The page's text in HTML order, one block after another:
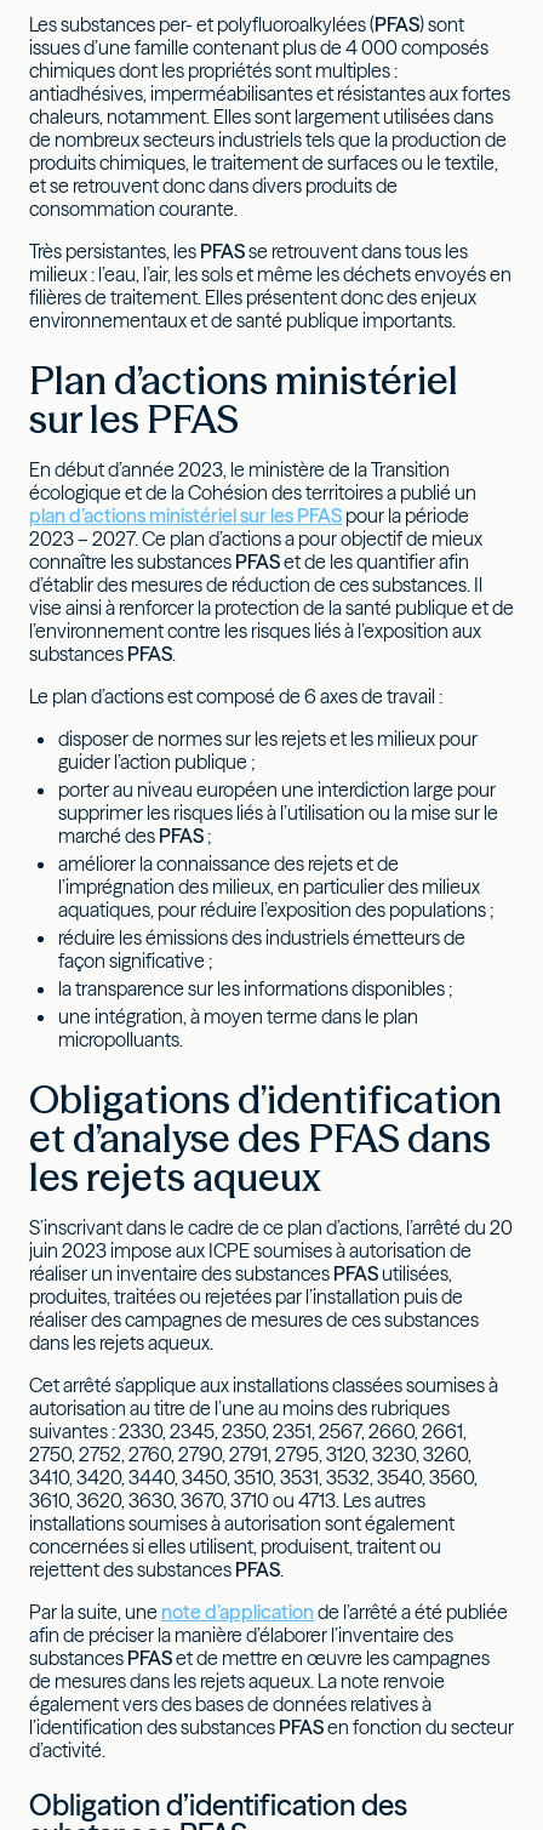
Les substances per- et polyfluoroalkylées (PFAS) sont
issues d’une famille contenant plus de 4 000 composés
chimiques dont les propriétés sont multiples :
antiadhésives, imperméabilisantes et résistantes aux fortes
chaleurs, notamment. Elles sont largement utilisées dans
de nombreux secteurs industriels tels que la production de
produits chimiques, le traitement de surfaces ou le textile,
et se retrouvent donc dans divers produits de
consommation courante.
Très persistantes, les PFASse retrouvent dans tous les
milieux : l’eau, l’air, les sols et même les déchets envoyés en
filières de traitement. Elles présentent donc des enjeux
environnementaux et de santé publique importants.
Plan d’actions ministériel
sur les PFAS
En début d’année 2023, le ministère de la Transition
écologique et de la Cohésion des territoires a publié un
plan d’actions ministériel sur les PFAS pour la période
2023 – 2027. Ce plan d’actions a pour objectif de mieux
connaître les substances PFASet de les quantifier afin
d’établir des mesures de réduction de ces substances. Il
vise ainsi à renforcer la protection de la santé publique et de
l’environnement contre les risques liés à l’exposition aux
substances PFAS.
Le plan d’actions est composé de 6 axes de travail :
disposer de normes sur les rejets et les milieux pour
guider l’action publique ;
porter au niveau européen une interdiction large pour
supprimer les risques liés à l’utilisation ou la mise sur le
marché des PFAS ;
améliorer la connaissance des rejets et de
l’imprégnation des milieux, en particulier des milieux
aquatiques, pour réduire l’exposition des populations ;
réduire les émissions des industriels émetteurs de
façon significative ;
la transparence sur les informations disponibles ;
une intégration, à moyen terme dans le plan
micropolluants.
Obligations d’identification
et d’analyse des PFAS dans
les rejets aqueux
S’inscrivant dans le cadre de ce plan d’actions, l’arrêté du 20
juin 2023 impose aux ICPE soumises à autorisation de
réaliser un inventaire des substances PFAS utilisées,
produites, traitées ou rejetées par l’installation puis de
réaliser des campagnes de mesures de ces substances
dans les rejets aqueux.
Cet arrêté s’applique aux installations classées soumises à
autorisation au titre de l’une au moins des rubriques
suivantes : 2330, 2345, 2350, 2351, 2567, 2660, 2661,
2750, 2752, 2760, 2790, 2791, 2795, 3120, 3230, 3260,
3410, 3420, 3440, 3450, 3510, 3531, 3532, 3540, 3560,
3610, 3620, 3630, 3670, 3710 ou 4713. Les autres
installations soumises à autorisation sont également
concernées si elles utilisent, produisent, traitent ou
rejettent des substances PFAS.
Par la suite, une note d’application de l’arrêté a été publiée
afin de préciser la manière d’élaborer l’inventaire des
substances PFASet de mettre en œuvre les campagnes
de mesures dans les rejets aqueux. La note renvoie
également vers des bases de données relatives à
l’identification des substances PFASen fonction du secteur
d’activité.
Obligation d’identification des